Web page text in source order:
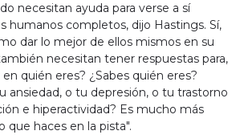
necesitan ayuda para verse a sí
humanos completos, dijo Hastings. Sí,
dar lo mejor de ellos mismos en su
necesitan tener respuestas para,
quién eres? ¿Sabes quién eres?
ansiedad, o tu depresión, o tu trastorno
e hiperactividad? Es mucho más
que haces en la pista".